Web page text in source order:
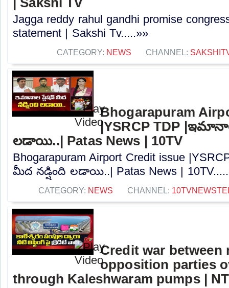
Jagga reddy rahul gandhi promise
statement | Sakshi Tv.....»»
CATEGORY: NEWS CHANNEL:
Bhogarapuram
|YSRCP TDP
లడాయి..| Patas News | 10TV
Bhogarapuram Airport Credit issue
మీద నడ్షింది లడాయి..| Patas News |
CATEGORY: NEWS CHANNEL:
Credit war between
opposition parties
through Kaleshwaram pumps |